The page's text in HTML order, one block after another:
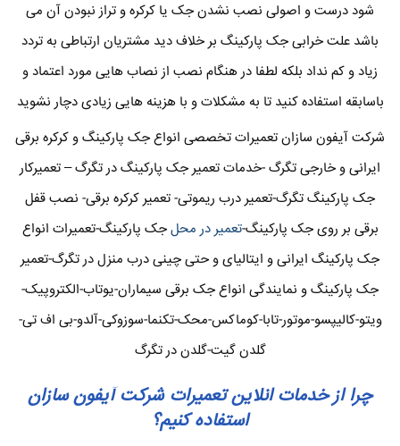
شود درست و اصولی نصب نشدن جک یا کرکره و تراز نبودن آن می
باشد علت خرابی جک پارکینگ بر خلاف دید مشتریان ارتباطی به تردد
زیاد و کم نداد بلکه لطفا در هنگام نصب از نصاب هایی مورد اعتماد و
باسابقه استفاده کنید تا به مشکلات و با هزینه هایی زیادی دچار نشوید
شرکت آیفون سازان تعمیرات تخصصی انواع جک پارکینگ و کرکره برقی
ایرانی و خارجی تگرگ -خدمات تعمیر جک پارکینگ در تگرگ – تعمیرکار
جک پارکینگ تگرگ-تعمیر درب ریموتی- تعمیر کرکره برقی- نصب قفل
برقی بر روی جک پارکینگ-تعمیر در محلجک پارکینگ-تعمیرات انواع
جک پارکینگ ایرانی و ایتالیای و حتی چینی درب منزل در تگرگ-تعمیر
جک پارکینگ و نمایندگی انواع جک برقی سیماران-یوتاب-الکتروپیک-
ویتو-کالیپسو-موتور-تابا-کوماکس-محک-تکنما-سوزوکی-آلدو-بی اف تی-
گلدن گیت-گلدن در تگرگ
چرا از خدمات انلاین تعمیرات شرکت آیفون سازان
استفاده کنیم؟